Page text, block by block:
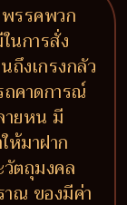
พรรคพวก
นการสั่ง
ถึงเกรงกลัว
คาดการณ์
ายหน มี
ห้มาฝาก
ตถุมงคล
าณ ของมีค่า